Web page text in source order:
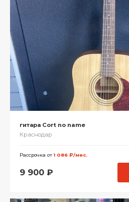
гитара Cort no name
Краснодар
Рассрочка от1 086 ₽/мес.
9 900 ₽